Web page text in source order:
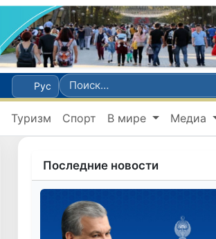
Рус
Туризм Спорт В мире Медиа
Последние новости